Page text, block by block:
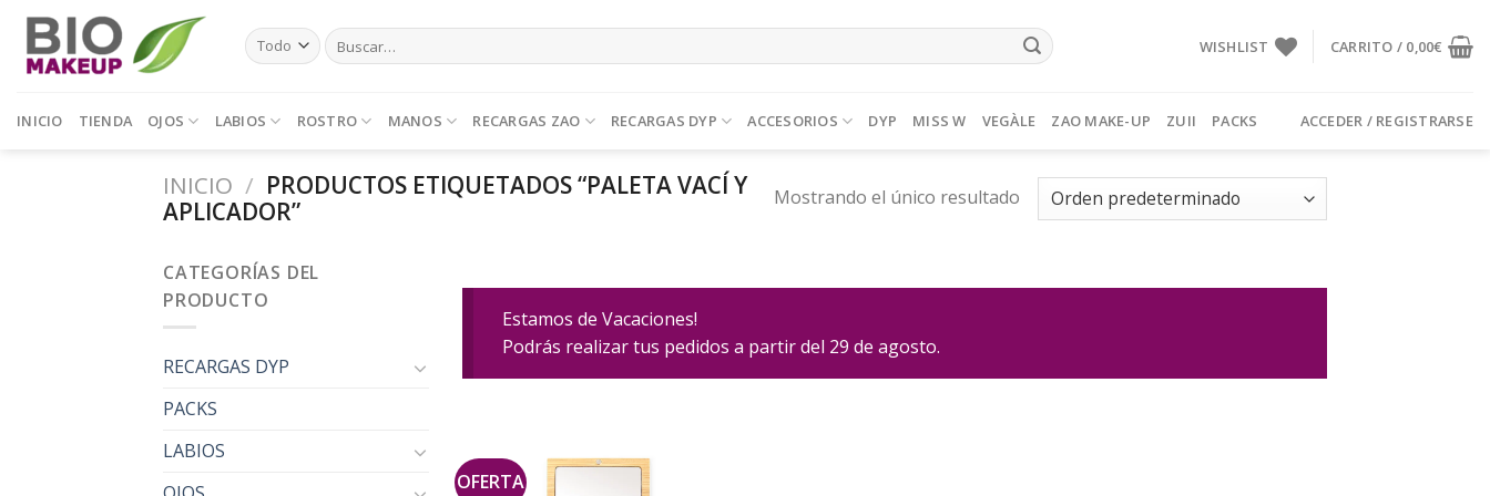
Skip
content
Buscar
por:
WISHLIST CARRITO / 0,00€
INICIO TIENDA OJOS LABIOS ROSTRO MANOS RECARGAS ZAO RECARGAS DYP ACCESORIOS DYP MISS W VEGÀLE ZAO MAKE-UP ZUII PACKS ACCEDER / REGISTRARSE
INICIO / PRODUCTOS ETIQUETADOS “PALETA VACÍ Y
APLICADOR”
Mostrando el único resultado
CATEGORÍAS DEL
PRODUCTO
RECARGAS DYP
PACKS
LABIOS
Estamos de Vacaciones!
Podrás realizar tus pedidos a partir del 29 de agosto.
OFERTA